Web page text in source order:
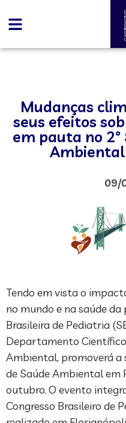
Mudanças
seus efeitos
em pauta no 2º
09/
Tendo em vista o
no mundo e na saúde
Brasileira de Pediatria
Departamento
Ambiental, promoverá a
de Saúde Ambiental em
outubro. O evento
Congresso Brasileiro de